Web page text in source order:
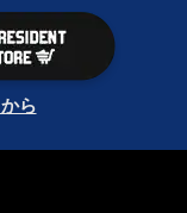
ら